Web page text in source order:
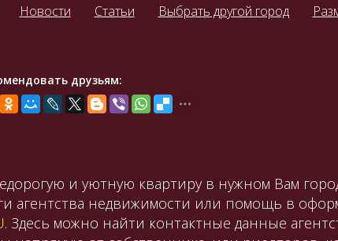
Новости Статьи Выбрать другой город
друзьям:
и уютную квартиру в нужном Вам
агентства недвижимости или помощь в
. Здесь можно найти контактные данные